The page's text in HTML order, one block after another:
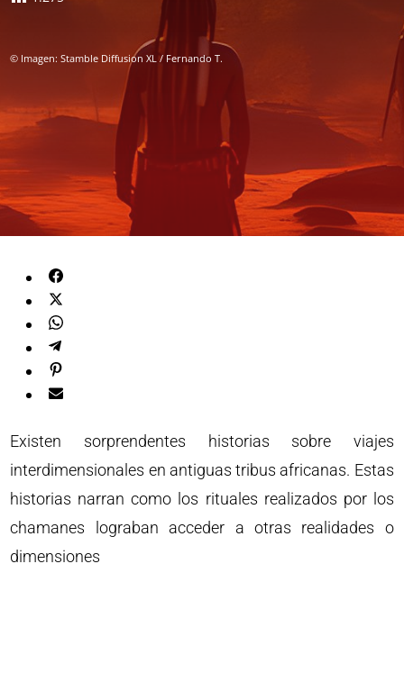
© Imagen: Stamble Diffusion XL / Fernando T.
Existen sorprendentes historias sobre viajes
interdimensionales en antiguas tribus africanas. Estas
historias narran como los rituales realizados por los
chamanes lograban acceder a otras realidades o
dimensiones